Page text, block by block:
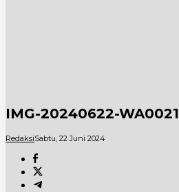
IMG-20240622-WA0021
RedaksiSabtu, 22 Juni 2024